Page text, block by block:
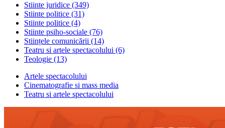
Stiinte juridice (349)
Stiinte politice (31)
Stiinte politice (4)
Stiinte psiho-sociale (76)
Stiințele comunicării (14)
Teatru si artele spectacolului (6)
Teologie (13)
Artele spectacolului
Cinematografie si mass media
Teatru si artele spectacolului